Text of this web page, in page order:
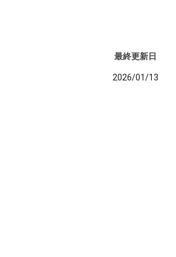
最終更新日
2026/01/13